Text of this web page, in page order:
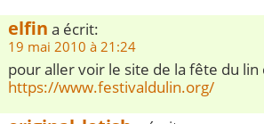
elfin a écrit:
19 mai 2010 à 21:24
pour aller voir le site de la fête du lin
https://www.festivaldulin.org/